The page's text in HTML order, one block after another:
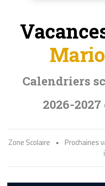
Calendriers
2026-2027
Zone Scolaire • Prochaines